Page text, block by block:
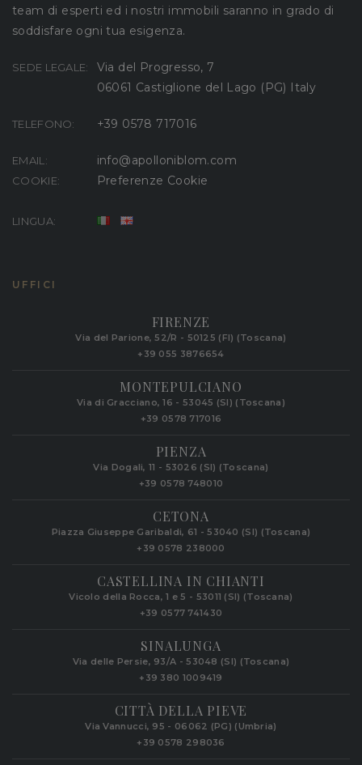
team di esperti ed i nostri immobili saranno in grado di
soddisfare ogni tua esigenza.
SEDE LEGALE:
Via del Progresso, 7
06061 Castiglione del Lago (PG) Italy
TELEFONO: +39 0578 717016
EMAIL: info@apolloniblom.com
COOKIE: Preferenze Cookie
LINGUA:
UFFICI
FIRENZE
Via del Parione, 52/R - 50125 (FI) (Toscana)
+39 055 3876654
MONTEPULCIANO
Via di Gracciano, 16 - 53045 (SI) (Toscana)
+39 0578 717016
PIENZA
Via Dogali, 11 - 53026 (SI) (Toscana)
+39 0578 748010
CETONA
Piazza Giuseppe Garibaldi, 61 - 53040 (SI) (Toscana)
+39 0578 238000
CASTELLINA IN CHIANTI
Vicolo della Rocca, 1 e 5 - 53011 (SI) (Toscana)
+39 0577 741430
SINALUNGA
Via delle Persie, 93/A - 53048 (SI) (Toscana)
+39 380 1009419
CITTÀ DELLA PIEVE
Via Vannucci, 95 - 06062 (PG) (Umbria)
+39 0578 298036